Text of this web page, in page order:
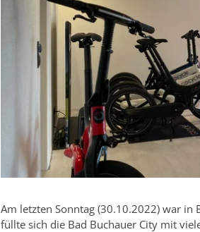
Am letzten Sonntag (30.10.2022) war
füllte sich die Bad Buchauer City mit